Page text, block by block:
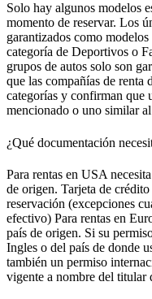
Solo hay algunos modelos
momento de reservar. Los
garantizados como
categoría de Deportivos o
grupos de autos solo son
que las compañías de renta
categorías y confirman que
mencionado o uno similar
¿Qué documentación
Para rentas en USA
de origen. Tarjeta de
reservación (excepciones
efectivo) Para rentas en
país de origen. Si su
Ingles o del país de donde
también un permiso
vigente a nombre del titular